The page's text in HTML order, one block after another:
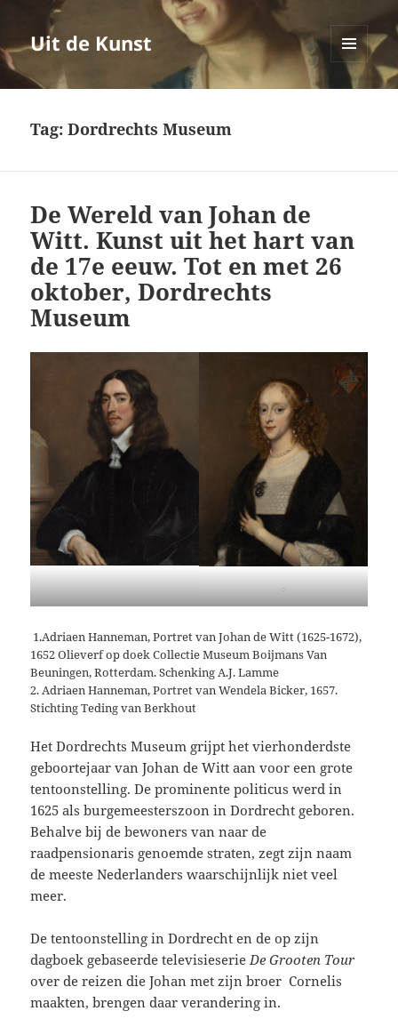
Uit de Kunst
MENU
EN
Tag:Dordrechts Museum
De Wereld van Johan de
Witt. Kunst uit het hart van
de 17e eeuw. Tot en met 26
oktober, Dordrechts
Museum
.
1.Adriaen Hanneman, Portret van Johan de Witt (1625-1672),
1652 Olieverf op doek Collectie Museum Boijmans Van
Beuningen, Rotterdam. Schenking A.J. Lamme
2. Adriaen Hanneman, Portret van Wendela Bicker, 1657.
Stichting Teding van Berkhout
Het Dordrechts Museum grijpt het vierhonderdste
geboortejaar van Johan de Witt aan voor een grote
tentoonstelling. De prominente politicus werd in
1625 als burgemeesterszoon in Dordrecht geboren.
Behalve bij de bewoners van naar de
raadpensionaris genoemde straten, zegt zijn naam
de meeste Nederlanders waarschijnlijk niet veel
meer.
De tentoonstelling in Dordrecht en de op zijn
dagboek gebaseerde televisieserieDe Grooten Tour
over de reizen die Johan met zijn broer Cornelis
maakten, brengen daar verandering in.